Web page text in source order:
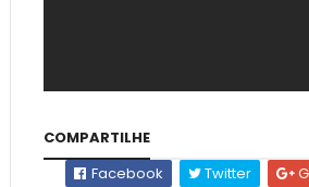
COMPARTILHE
Facebook
Twitter